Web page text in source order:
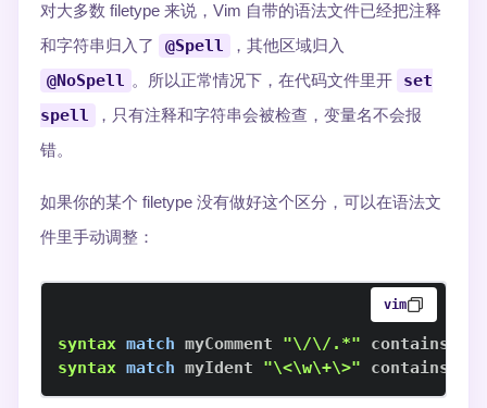
对大多数 filetype 来说，Vim 自带的语法文件已经把注释
和字符串归入了
@Spell ，其他区域归入
@NoSpell 。所以正常情况下，在代码文件里开
set
spell
，只有注释和字符串会被检查，变量名不会报
错。
如果你的某个 filetype 没有做好这个区分，可以在语法文
件里手动调整：
vim
syntax match myComment "\/\/.*" contains
syntax match myIdent "\<\w\+\>" contains